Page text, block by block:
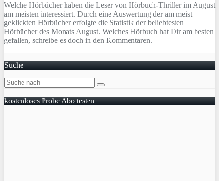
Welche Hörbücher haben die Leser von Hörbuch-Thriller im August
am meisten interessiert. Durch eine Auswertung der am meist
geklickten Hörbücher erfolgte die Statistik der beliebtesten
Hörbücher des Monats August. Welches Hörbuch hat Dir am besten
gefallen, schreibe es doch in den Kommentaren.
Suche
kostenloses Probe Abo testen